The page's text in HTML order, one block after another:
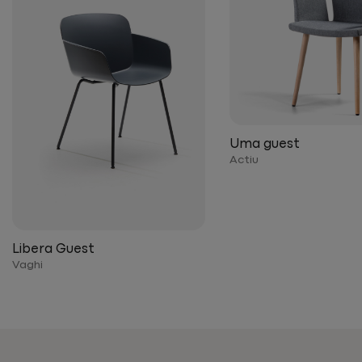
Uma guest
Actiu
Libera Guest
Vaghi